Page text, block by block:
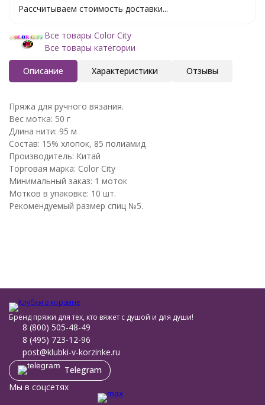
Рассчитываем стоимость доставки...
Все товары Color City
Все товары категории
Описание Характеристики Отзывы
Пряжа для ручного вязания.
Вес мотка: 50 г
Длина нити: 95 м
Состав: 15% хлопок, 85 полиамид
Производитель: Китай
Торговая марка: Color City
Минимальный заказ: 1 моток
Мотков в упаковке: 10 шт.
Рекомендуемый размер спиц №5.
Бренд пряжи для тех, кто вяжет с душой и для души!
8 (800) 505-48-49
8 (495) 723-12-96
post@klubki-v-korzinke.ru
Telegram
Мы в соцсетях